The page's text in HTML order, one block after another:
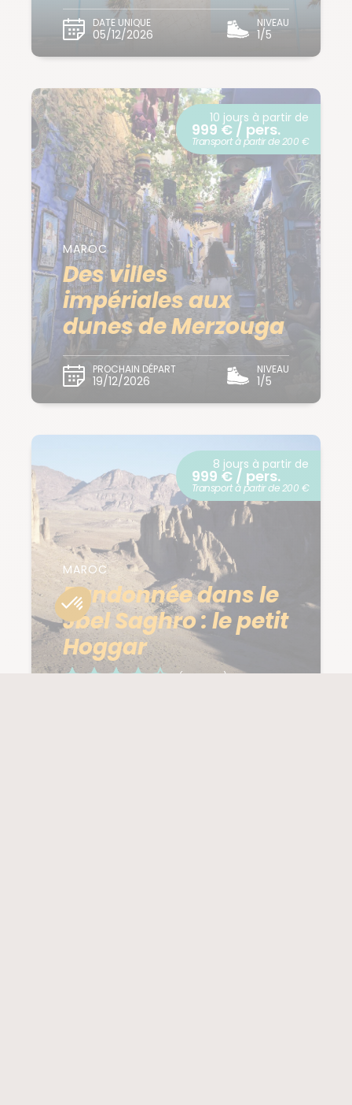
DATE UNIQUE
05/12/2026
NIVEAU
1/5
MAROC
Des villes
impériales aux
dunes de Merzouga
PROCHAIN DÉPART
19/12/2026
NIVEAU
1/5
10 jours à partir de
999 € / pers.
Transport à partir de 200 €
MAROC
Randonnée dans le
Jbel Saghro : le petit
Hoggar
(29 notes)
8 jours à partir de
999 € / pers.
Transport à partir de 200 €